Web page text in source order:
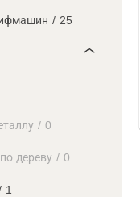
/ 25
/ 0
дереву / 0
1